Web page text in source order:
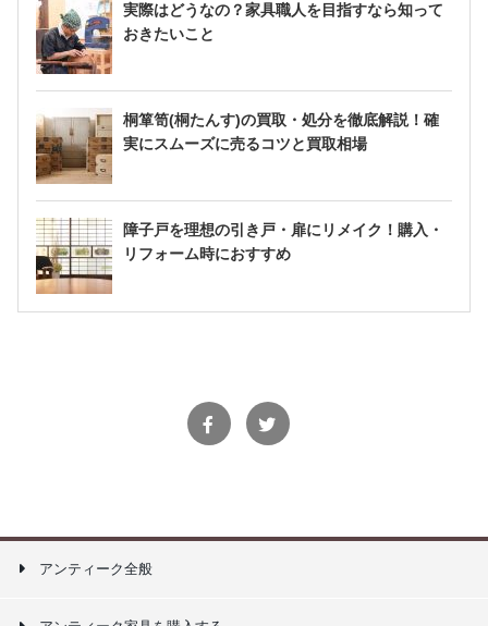
実際はどうなの？家具職人を目指すなら知って
おきたいこと
桐箪笥(桐たんす)の買取・処分を徹底解説！確
実にスムーズに売るコツと買取相場
障子戸を理想の引き戸・扉にリメイク！購入・
リフォーム時におすすめ
アンティーク全般